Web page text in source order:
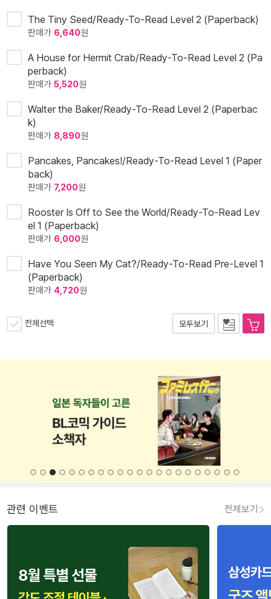
The Tiny Seed/Ready-To-Read Level 2 (Paperback)
판매가 6,640원
A House for Hermit Crab/Ready-To-Read Level 2 (Pa
perback)
판매가 5,520원
Walter the Baker/Ready-To-Read Level 2 (Paperbac
k)
판매가 8,890원
Pancakes, Pancakes!/Ready-To-Read Level 1 (Paper
back)
판매가 7,200원
Rooster Is Off to See the World/Ready-To-Read Lev
el 1 (Paperback)
판매가 6,000원
Have You Seen My Cat?/Ready-To-Read Pre-Level 1
(Paperback)
판매가 4,720원
전체선택 모두보기
관련 이벤트 전체보기